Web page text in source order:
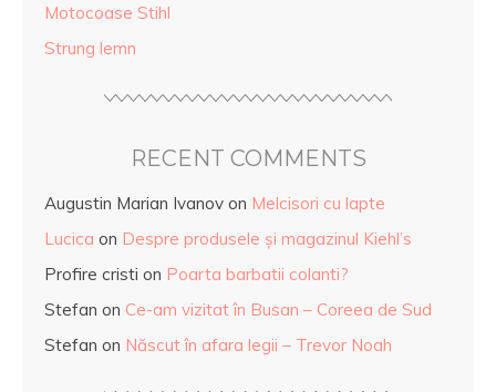
Motocoase Stihl
Strung lemn
RECENT COMMENTS
Augustin Marian Ivanov on Melcisori cu lapte
Lucica on Despre produsele și magazinul Kiehl’s
Profire cristi on Poarta barbatii colanti?
Stefan on Ce-am vizitat în Busan – Coreea de Sud
Stefan on Născut în afara legii – Trevor Noah